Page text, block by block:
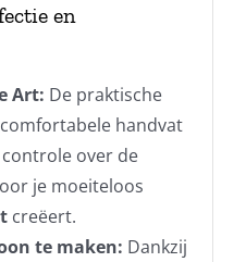
en
Art: De praktische
handvat
over de
je moeiteloos
creëert.
te maken: Dankzij